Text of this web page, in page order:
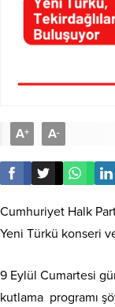
A+ A-
Cumhuriyet Halk
Yeni Türkü konseri
9 Eylül Cumartesi
kutlama programı